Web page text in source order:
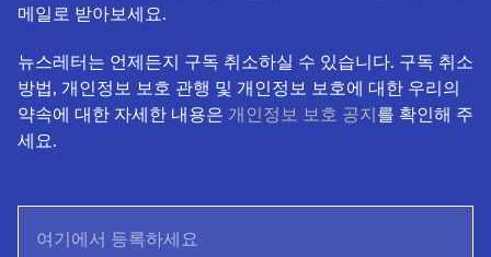
메일로 받아보세요.
뉴스레터는 언제든지 구독 취소하실 수 있습니다. 구독 취소
방법, 개인정보 보호 관행 및 개인정보 보호에 대한 우리의
약속에 대한 자세한 내용은 개인정보 보호 공지를 확인해 주
세요.